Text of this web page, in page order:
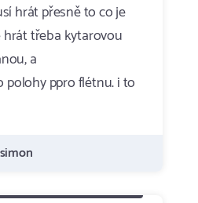
hrát přesně to co je
hrát třeba kytarovou
a
ppro flétnu. i to
simon